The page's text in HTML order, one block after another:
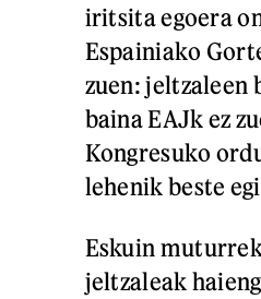
iritsita egoera
Espainiako
zuen: jeltzaleen
baina EAJk ez
Kongresuko
lehenik beste
Eskuin
jeltzaleak